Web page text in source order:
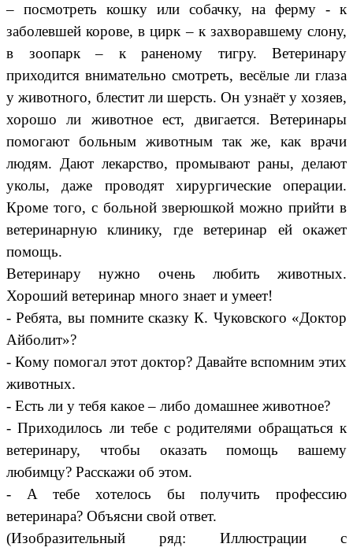
– посмотреть кошку или собачку, на ферму - к
заболевшей корове, в цирк – к захворавшему слону,
в зоопарк – к раненому тигру. Ветеринару
приходится внимательно смотреть, весёлые ли глаза
у животного, блестит ли шерсть. Он узнаёт у хозяев,
хорошо ли животное ест, двигается. Ветеринары
помогают больным животным так же, как врачи
людям. Дают лекарство, промывают раны, делают
уколы, даже проводят хирургические операции.
Кроме того, с больной зверюшкой можно прийти в
ветеринарную клинику, где ветеринар ей окажет
помощь.
Ветеринару нужно очень любить животных.
Хороший ветеринар много знает и умеет!
- Ребята, вы помните сказку К. Чуковского «Доктор
Айболит»?
- Кому помогал этот доктор? Давайте вспомним этих
животных.
- Есть ли у тебя какое – либо домашнее животное?
- Приходилось ли тебе с родителями обращаться к
ветеринару, чтобы оказать помощь вашему
любимцу? Расскажи об этом.
- А тебе хотелось бы получить профессию
ветеринара? Объясни свой ответ.
(Изобразительный ряд: Иллюстрации с